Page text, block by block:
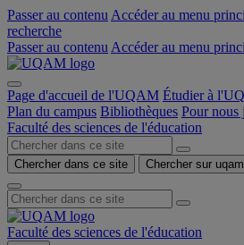
Passer au contenu Accéder au menu
recherche
Passer au contenu Accéder au menu
Page d'accueil de l'UQAM Étudier à
Plan du campus Bibliothèques Pour nous
Faculté des sciences de l'éducation
Chercher dans ce site Chercher sur
Faculté des sciences de l'éducation